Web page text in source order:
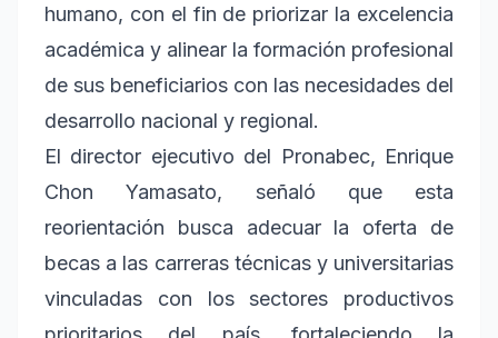
humano, con el fin de priorizar la excelencia
académica y alinear la formación profesional
de sus beneficiarios con las necesidades del
desarrollo nacional y regional.
El director ejecutivo del Pronabec, Enrique
Chon Yamasato, señaló que esta
reorientación busca adecuar la oferta de
becas a las carreras técnicas y universitarias
vinculadas con los sectores productivos